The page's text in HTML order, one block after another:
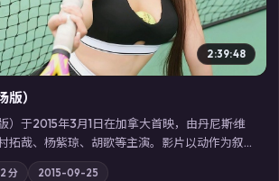
2:39:48
）
）于2015年3月1日在加拿大首映，由丹尼斯·维
拓哉、杨紫琼、胡歌等主演。影片以动作为叙
背后，有人用规则改写命运；摄影与配乐强化
分 2015-09-25